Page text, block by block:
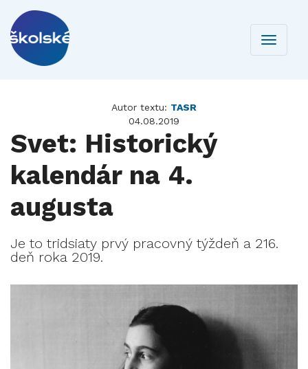
Toggle
Autor textu: TASR
04.08.2019
Svet: Historický
kalendár na 4.
augusta
Je to tridsiaty prvý pracovný týždeň a 216.
deň roka 2019.